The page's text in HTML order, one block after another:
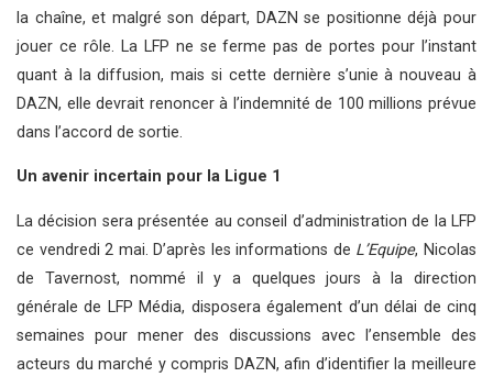
la chaîne, et malgré son départ, DAZN se positionne déjà pour
jouer ce rôle. La LFP ne se ferme pas de portes pour l’instant
quant à la diffusion, mais si cette dernière s’unie à nouveau à
DAZN, elle devrait renoncer à l’indemnité de 100 millions prévue
dans l’accord de sortie.
Un avenir incertain pour la Ligue 1
La décision sera présentée au conseil d’administration de la LFP
ce vendredi 2 mai. D’après les informations de L’Equipe, Nicolas
de Tavernost, nommé il y a quelques jours à la direction
générale de LFP Média, disposera également d’un délai de cinq
semaines pour mener des discussions avec l’ensemble des
acteurs du marché y compris DAZN, afin d’identifier la meilleure